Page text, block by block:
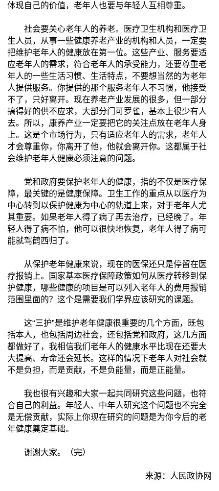
体现自己的价值，老年人也要与年轻人互相尊重。
社会要关心老年人的养老。医疗卫生机构和医疗卫
生人员，从事一些健康养老产业的机构和人员，一定要
把维护老年人的健康放在第一位。这些产业、服务要适
应老年人的需求，符合老年人的承受能力，还要尊重老
年人的一些生活习惯、生活特点，不要想当然的为老年
人提供服务。你提供的那个服务老年人不习惯，他接受
不了，只好离开。现在养老产业发展的很多，但一部分
搞得好的供不应求，大部分门可罗雀，基本上很少有人
去。所以，康养产业一定要把它的关注点放在老年人身
上。这是个市场行为，只有适应老年人的需求，老年人
才会尊重你，你离开了他，他就会离开你。这都属于社
会维护老年人健康必须注意的问题。
党和政府要保护老年人的健康，指的不仅是医疗保
障，最关键的是健康保障。卫生工作的重点从以医疗为
中心转到以保护健康为中心的轨道上来，对于老年人尤
其重要。如果老年人得了病了再去治疗，已经晚了。年
轻人得了病不怕，他可以很快地恢复，老年人得了病可
能就驾鹤西归了。
从保护老年健康来说，现在的医保还只是停留在医
疗报销上。国家基本医疗保障政策如何从医疗转移到保
护健康，哪些健康的项目是可以列入老年人的费用报销
范围里面的？这个是需要我们学界应该研究的课题。
这“三护”是维护老年健康很重要的几个方面，既包
括本人，也包括周边社会，还包括党和政府，这几方面
都做好了，我相信我们老年人的健康水平比现在还要大
大提高、寿命还会延长。这样的情况下老年人对社会就
不是负担，而是贡献，不是负能量，而是正能量。
我也很有兴趣和大家一起共同研究这些问题，也符
合自己的利益。年轻人、中年人研究这个问题也不完全
是无偿贡献，实际上你现在研究的问题是为你今后的老
年健康奠定基础。
谢谢大家。（完）
来源：人民政协网